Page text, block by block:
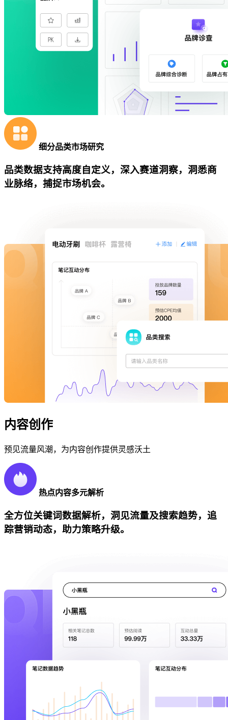
细分品类市场研究
品类数据支持高度自定义，深入赛道洞察，洞悉商
业脉络，捕捉市场机会。
内容创作
预见流量风潮，为内容创作提供灵感沃土
热点内容多元解析
全方位关键词数据解析，洞见流量及搜索趋势，追
踪营销动态，助力策略升级。